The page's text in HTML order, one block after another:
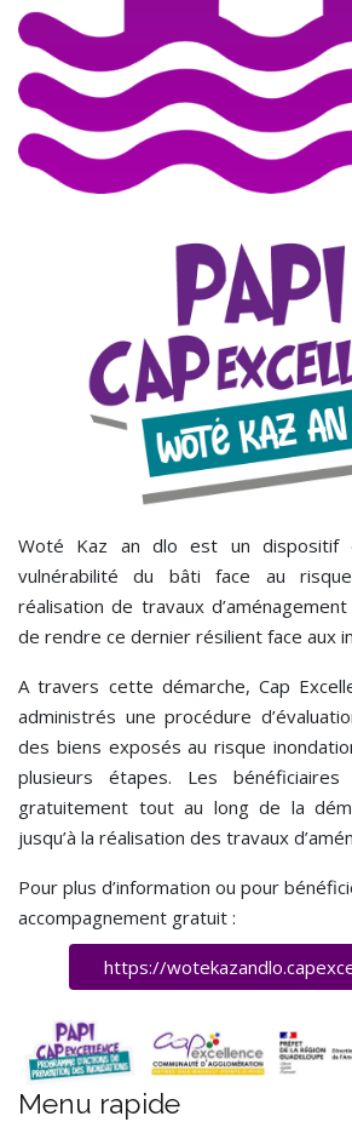
Woté Kaz an dlo est un dispositif
vulnérabilité du bâti face au
réalisation de travaux
de rendre ce dernier résilient face aux
A travers cette démarche, Cap
administrés une procédure
des biens exposés au risque
plusieurs étapes. Les bénéficiaires
gratuitement tout au long de la
jusqu’à la réalisation des travaux
Pour plus d’information ou pour
accompagnement gratuit :
https://
Menu rapide